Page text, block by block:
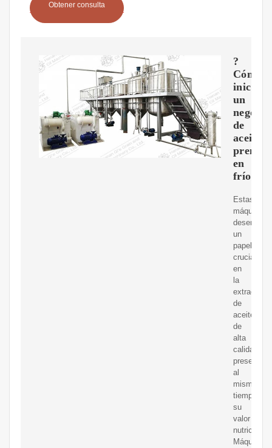
Obtener consulta
?
Cómo
iniciar
un
negocio
de
aceite
en
frío?
Estas
máquinas
un
papel
crucial
en
la
extracción
de
aceite
de
alta
calidad
al
mismo
tiempo
su
valor
nutricional.
Máquina